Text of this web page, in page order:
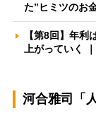
た”ヒミツのお
【第8回】年
上がっていく
河合雅司「